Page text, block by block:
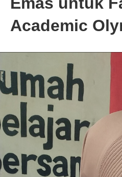
Academic